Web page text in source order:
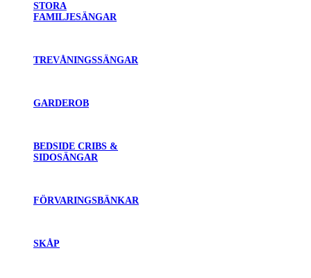
STORA
FAMILJESÄNGAR
TREVÅNINGSSÄNGAR
GARDEROB
BEDSIDE CRIBS &
SIDOSÄNGAR
FÖRVARINGSBÄNKAR
SKÅP